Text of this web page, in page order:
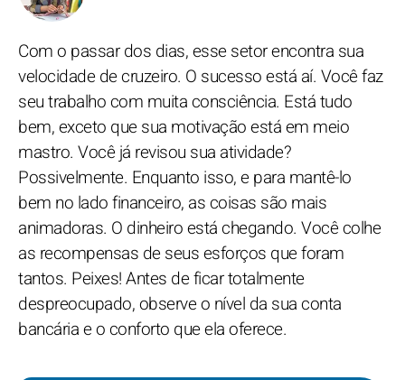
Com o passar dos dias, esse setor encontra sua
velocidade de cruzeiro. O sucesso está aí. Você faz
seu trabalho com muita consciência. Está tudo
bem, exceto que sua motivação está em meio
mastro. Você já revisou sua atividade?
Possivelmente. Enquanto isso, e para mantê-lo
bem no lado financeiro, as coisas são mais
animadoras. O dinheiro está chegando. Você colhe
as recompensas de seus esforços que foram
tantos. Peixes! Antes de ficar totalmente
despreocupado, observe o nível da sua conta
bancária e o conforto que ela oferece.